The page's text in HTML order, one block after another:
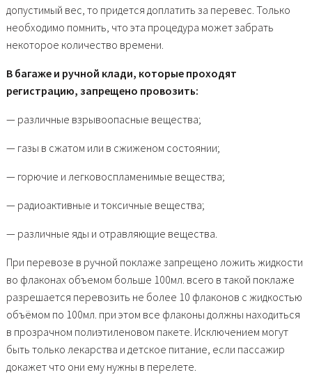
допустимый вес, то придется доплатить за перевес. Только
необходимо помнить, что эта процедура может забрать
некоторое количество времени.
В багаже и ручной клади, которые проходят
регистрацию, запрещено провозить:
— различные взрывоопасные вещества;
— газы в сжатом или в сжиженом состоянии;
— горючие и легковоспламенимые вещества;
— радиоактивные и токсичные вещества;
— различные яды и отравляющие вещества.
При перевозе в ручной поклаже запрещено ложить жидкости
во флаконах объемом больше 100мл. всего в такой поклаже
разрешается перевозить не более 10 флаконов с жидкостью
объёмом по 100мл. при этом все флаконы должны находиться
в прозрачном полиэтиленовом пакете. Исключением могут
быть только лекарства и детское питание, если пассажир
докажет что они ему нужны в перелете.